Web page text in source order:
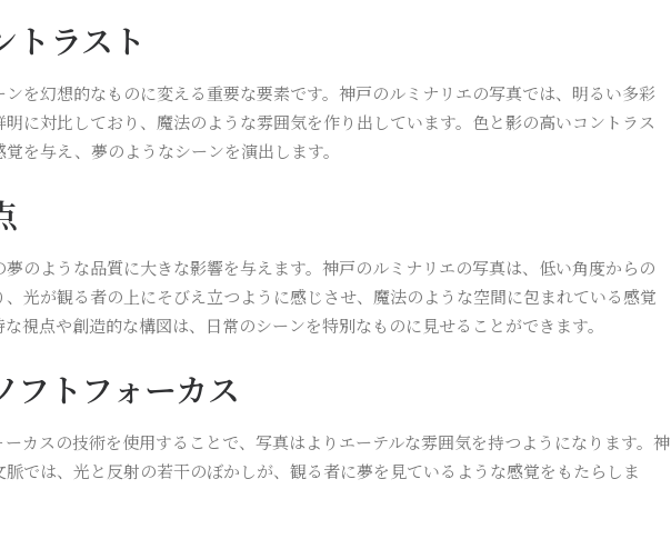
トラスト
を幻想的なものに変える重要な要素です。神戸のルミナリエの写真では、明るい多彩
に対比しており、魔法のような雰囲気を作り出しています。色と影の高いコントラス
を与え、夢のようなシーンを演出します。
のような品質に大きな影響を与えます。神戸のルミナリエの写真は、低い角度からの
、光が観る者の上にそびえ立つように感じさせ、魔法のような空間に包まれている感覚
視点や創造的な構図は、日常のシーンを特別なものに見せることができます。
フトフォーカス
カスの技術を使用することで、写真はよりエーテルな雰囲気を持つようになります。神
では、光と反射の若干のぼかしが、観る者に夢を見ているような感覚をもたらしま